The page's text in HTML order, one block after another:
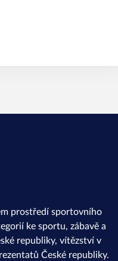
prostředí sportovního
ke sportu, zábavě a
republiky, vítězství v
České republiky.